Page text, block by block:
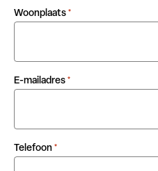
Woonplaats *
E-mailadres *
Telefoon *